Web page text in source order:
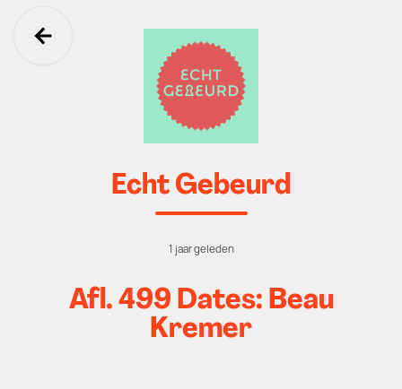
Ga terug
Echt Gebeurd
1 jaar geleden
Afl. 499 Dates: Beau
Kremer